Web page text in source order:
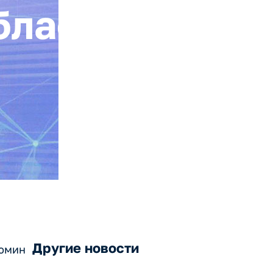
Другие новости